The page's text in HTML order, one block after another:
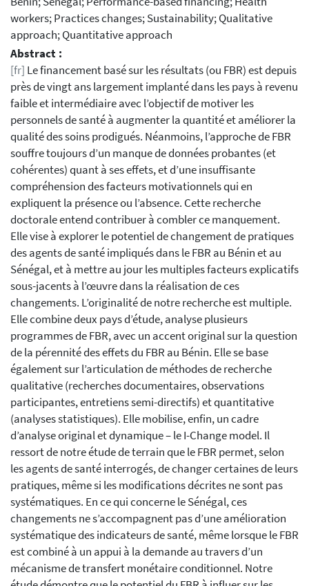
workers; Practices changes; Sustainability; Qualitative
approach; Quantitative approach
Abstract :
[fr] Le financement basé sur les résultats (ou FBR) est depuis
près de vingt ans largement implanté dans les pays à revenu
faible et intermédiaire avec l’objectif de motiver les
personnels de santé à augmenter la quantité et améliorer la
qualité des soins prodigués. Néanmoins, l’approche de FBR
souffre toujours d’un manque de données probantes (et
cohérentes) quant à ses effets, et d’une insuffisante
compréhension des facteurs motivationnels qui en
expliquent la présence ou l’absence. Cette recherche
doctorale entend contribuer à combler ce manquement.
Elle vise à explorer le potentiel de changement de pratiques
des agents de santé impliqués dans le FBR au Bénin et au
Sénégal, et à mettre au jour les multiples facteurs explicatifs
sous-jacents à l’œuvre dans la réalisation de ces
changements. L’originalité de notre recherche est multiple.
Elle combine deux pays d’étude, analyse plusieurs
programmes de FBR, avec un accent original sur la question
de la pérennité des effets du FBR au Bénin. Elle se base
également sur l’articulation de méthodes de recherche
qualitative (recherches documentaires, observations
participantes, entretiens semi-directifs) et quantitative
(analyses statistiques). Elle mobilise, enfin, un cadre
d’analyse original et dynamique – le I-Change model. Il
ressort de notre étude de terrain que le FBR permet, selon
les agents de santé interrogés, de changer certaines de leurs
pratiques, même si les modifications décrites ne sont pas
systématiques. En ce qui concerne le Sénégal, ces
changements ne s’accompagnent pas d’une amélioration
systématique des indicateurs de santé, même lorsque le FBR
est combiné à un appui à la demande au travers d’un
mécanisme de transfert monétaire conditionnel. Notre